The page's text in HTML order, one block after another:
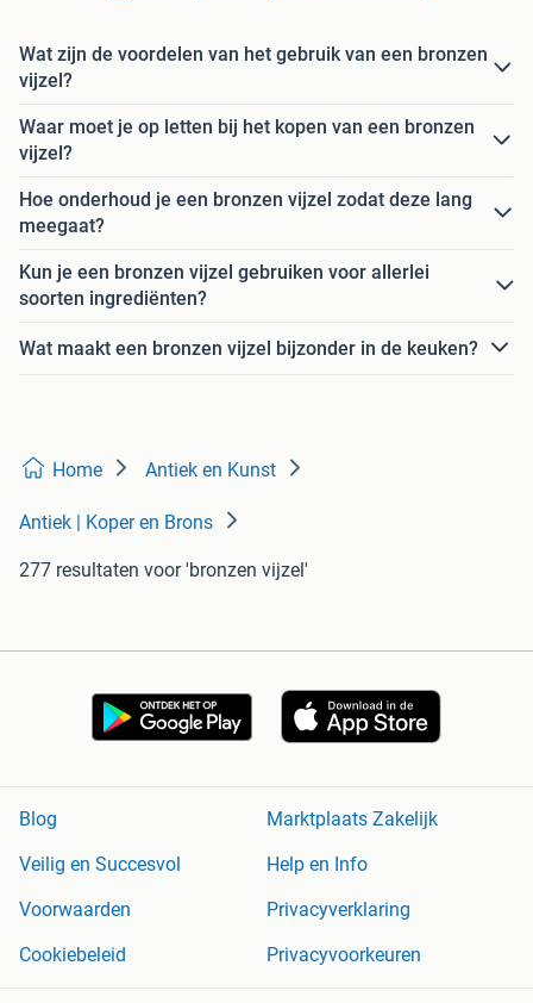
Wat zijn de voordelen van het gebruik van een bronzen
vijzel?
Waar moet je op letten bij het kopen van een bronzen
vijzel?
Hoe onderhoud je een bronzen vijzel zodat deze lang
meegaat?
Kun je een bronzen vijzel gebruiken voor allerlei
soorten ingrediënten?
Wat maakt een bronzen vijzel bijzonder in de keuken?
Home Antiek en Kunst
Antiek | Koper en Brons
277 resultaten voor 'bronzen vijzel'
Blog
Marktplaats Zakelijk
Veilig en Succesvol
Help en Info
Voorwaarden
Privacyverklaring
Cookiebeleid
Privacyvoorkeuren